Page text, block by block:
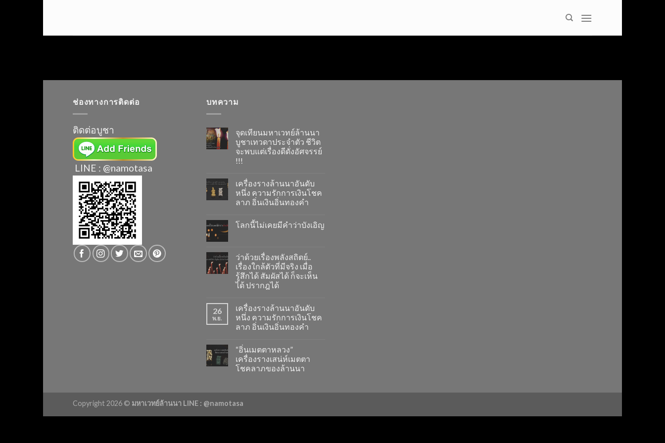
ช่องทางการติดต่อ
ติดต่อบูชา
LINE : @namotasa
บทความ
จุดเทียนมหาเวทย์ล้านนา
บูชาเทวดาประจำตัว ชีวิต
จะพบแต่เรื่องดีดั่งอัศจรรย์
!!!
เครื่องรางล้านนาอันดับ
หนึ่ง ความรักการเงินโชค
ลาภ อิ่นเงินอิ่นทองคำ
โลกนี้ไม่เคยมีคำว่าบังเอิญ
ว่าด้วยเรื่องพลังสถิตย์..
เรื่องใกล้ตัวที่มีจริง เมื่อ
รู้สึกได้ สัมผัสได้ ก็จะเห็น
ได้ ปรากฎได้
26
พ.ย.
เครื่องรางล้านนาอันดับ
หนึ่ง ความรักการเงินโชค
ลาภ อิ่นเงินอิ่นทองคำ
“อิ่นเมตตาหลวง”
เครื่องรางเสน่ห์เมตตา
โชคลาภของล้านนา
Copyright 2026 © มหาเวทย์ล้านนา LINE : @namotasa